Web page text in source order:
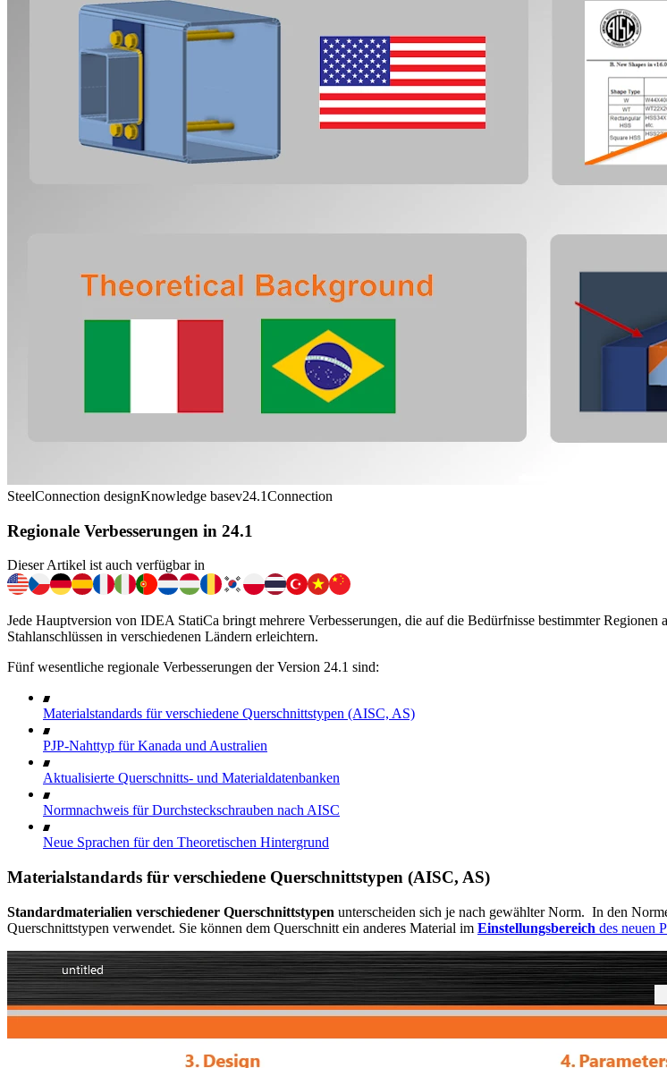
SteelConnection designKnowledge basev24.1Connection
Regionale Verbesserungen in 24.1
Dieser Artikel ist auch verfügbar in
Jede Hauptversion von IDEA StatiCa bringt mehrere Verbesserungen, die auf die Bedürfnisse bestimmter
Stahlanschlüssen in verschiedenen Ländern erleichtern.
Fünf wesentliche regionale Verbesserungen der Version 24.1 sind:
Materialstandards für verschiedene Querschnittstypen (AISC, AS)
PJP-Nahttyp für Kanada und Australien
Aktualisierte Querschnitts- und Materialdatenbanken
Normnachweis für Durchsteckschrauben nach AISC
Neue Sprachen für den Theoretischen Hintergrund
Materialstandards für verschiedene Querschnittstypen (AISC, AS)
Standardmaterialien verschiedener Querschnittstypen unterscheiden sich je nach gewählter Norm. In den
Querschnittstypen verwendet. Sie können dem Querschnitt ein anderes Material im Einstellungsbereich des neuen